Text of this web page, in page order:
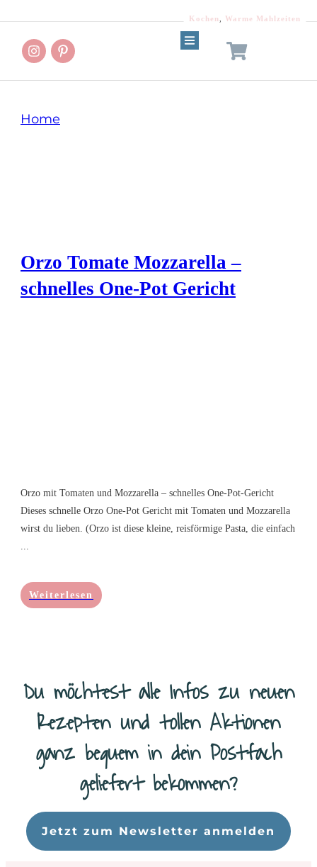
Home
Orzo Tomate Mozzarella –
schnelles One-Pot Gericht
Kochen Warme Mahlzeiten
Orzo mit Tomaten und Mozzarella – schnelles One-Pot-Gericht
Dieses schnelle Orzo One-Pot Gericht mit Tomaten und Mozzarella
wirst du lieben. (Orzo ist diese kleine, reisförmige Pasta, die einfach
...
Weiterlesen
Du möchtest alle Infos zu neuen
Rezepten und tollen Aktionen
ganz bequem in dein Postfach
geliefert bekommen?
Jetzt zum Newsletter anmelden